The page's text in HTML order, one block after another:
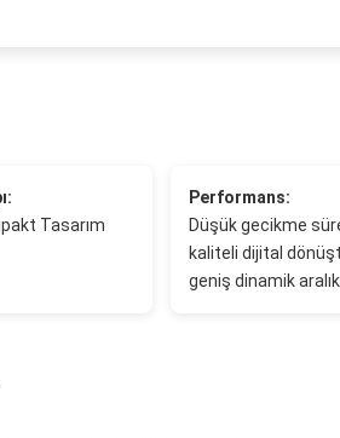
Tasarım
Performans:
Düşük gecikme
kaliteli dijital
geniş dinamik aralık